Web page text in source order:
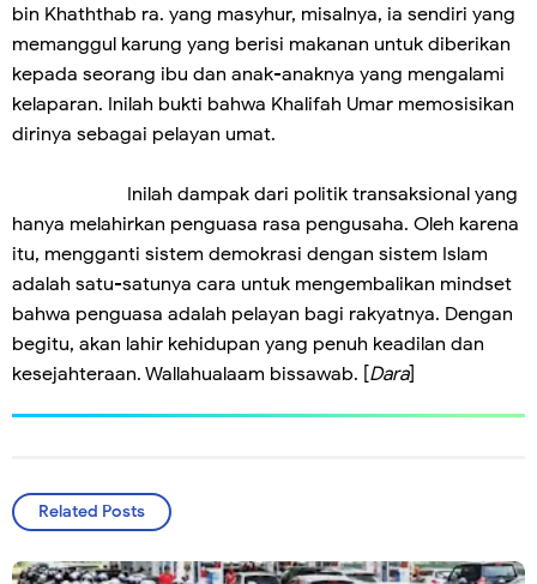
bin Khaththab ra. yang masyhur, misalnya, ia sendiri yang
memanggul karung yang berisi makanan untuk diberikan
kepada seorang ibu dan anak-anaknya yang mengalami
kelaparan. Inilah bukti bahwa Khalifah Umar memosisikan
dirinya sebagai pelayan umat.
Inilah dampak dari politik transaksional yang
hanya melahirkan penguasa rasa pengusaha. Oleh karena
itu, mengganti sistem demokrasi dengan sistem Islam
adalah satu-satunya cara untuk mengembalikan mindset
bahwa penguasa adalah pelayan bagi rakyatnya. Dengan
begitu, akan lahir kehidupan yang penuh keadilan dan
kesejahteraan. Wallahualaam bissawab. [Dara]
Related Posts